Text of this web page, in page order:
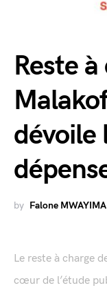
Reste
dévoile
by Falone
Le reste à charge
cœur de l’étude